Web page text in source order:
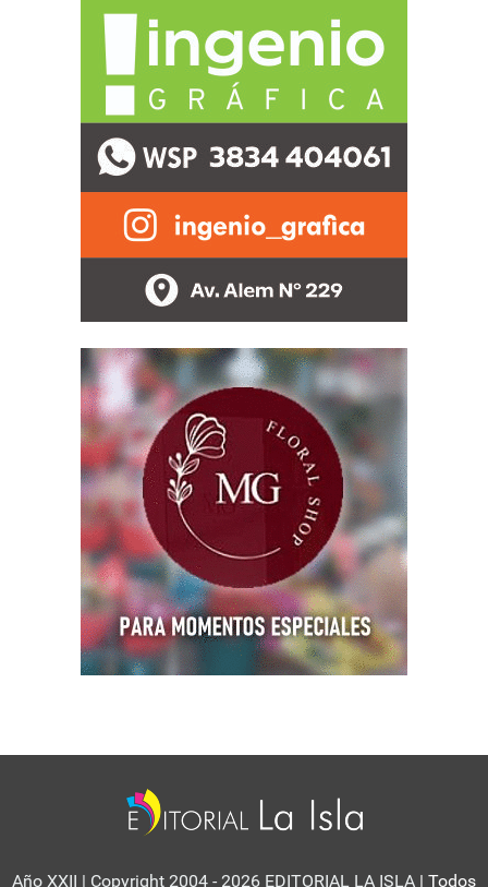
Año XXII | Copyright 2004 - 2026 EDITORIAL LA ISLA | Todos